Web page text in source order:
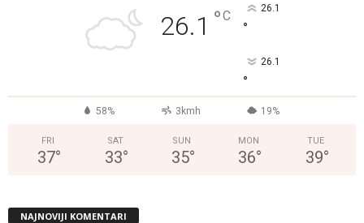
26.1 °C 26.1
°
26.1
°
58% 3kmh 19%
FRI
37°
SAT
33°
SUN
35°
MON
36°
TUE
39°
NAJNOVIJI KOMENTARI